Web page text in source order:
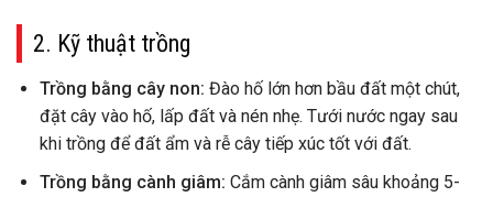
2. Kỹ thuật trồng
Trồng bằng cây non: Đào hố lớn hơn bầu đất một chút,
đặt cây vào hố, lấp đất và nén nhẹ. Tưới nước ngay sau
khi trồng để đất ẩm và rễ cây tiếp xúc tốt với đất.
Trồng bằng cành giâm: Cắm cành giâm sâu khoảng 5-